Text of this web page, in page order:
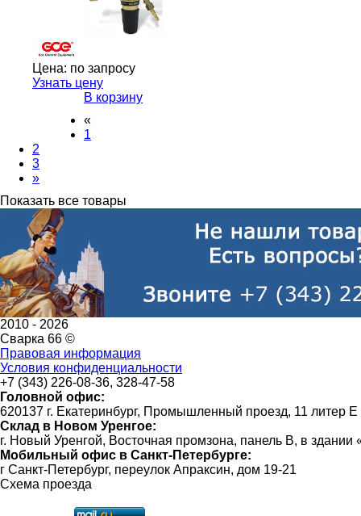
Цена: по запросу
Узнать цену
В корзину
«
1
2
3
»
Показать все товары
2010 - 2026
Сварка 66 ©
Правовая информация
Условия конфиденциальности
+7 (343) 226-08-36, 328-47-58
Головной офис:
620137 г. Екатеринбург, Промышленный проезд, 11 литер Е
Склад в Новом Уренгое:
г. Новый Уренгой, Восточная промзона, панель В, в
Мобильный офис в Санкт-Петербурге:
г Санкт-Петербург, переулок Апраксин, дом 19-21
Схема проезда